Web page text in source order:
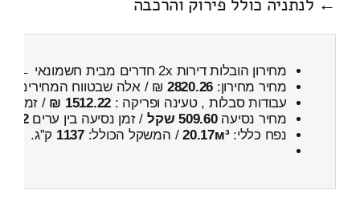
← לנתניה כולל פירוק והרכבה
מחירון הובלות דירות 2x חדרים מבית חשמונאי ← לנתניה
מחיר מחירון: 2820.26 ₪ / אלה שבטווח המחירים
עבודות סבלות , טעינה ופריקה : 1512.22 ₪ / זמן :
מחיר נסיעה509.60 שקל / זמן נסיעה בין ערים42 דקות
נפח כללי:20.17м³/ המשקל הכולל:1137 ק”ג.